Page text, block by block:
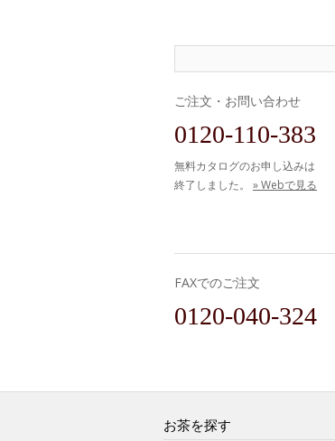
ご注文・お問い合わせ
0120-110-383
無料カタログのお申し込みは
終了しました。 » Webで見る
FAXでのご注文
0120-040-324
お茶を探す